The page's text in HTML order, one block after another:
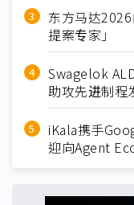
东方马达
提案专家」
Swagelok
助攻先进制程
iKala携手
迎向Agent